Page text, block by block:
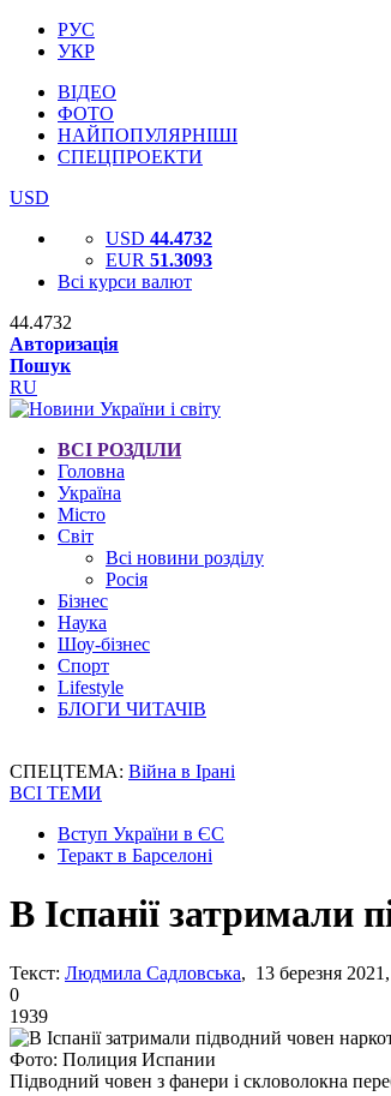
РУС
УКР
ВІДЕО
ФОТО
НАЙПОПУЛЯРНІШІ
СПЕЦПРОЕКТИ
USD
USD 44.4732
EUR 51.3093
Всі курси валют
44.4732
Авторизація
Пошук
RU
ВСІ РОЗДІЛИ
Головна
Україна
Місто
Світ
Всі новини розділу
Росія
Бізнес
Наука
Шоу-бізнес
Спорт
Lifestyle
БЛОГИ ЧИТАЧІВ
СПЕЦТЕМА: Війна в Ірані
ВСІ ТЕМИ
Вступ України в ЄС
Теракт в Барселоні
В Іспанії затримали
Текст: Людмила Садловська, 13 березня
0
1939
Фото: Полиция Испании
Підводний човен з фанери і скловолокна